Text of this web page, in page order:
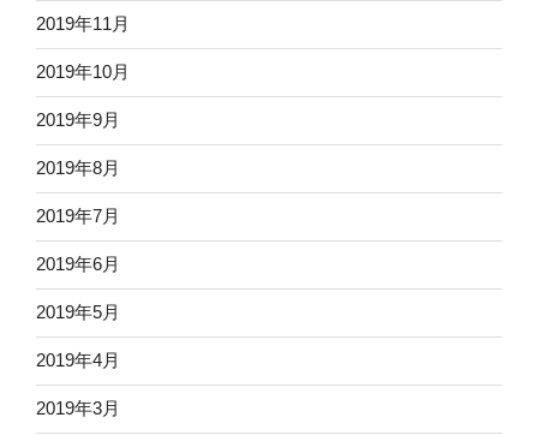
2019年11月
2019年10月
2019年9月
2019年8月
2019年7月
2019年6月
2019年5月
2019年4月
2019年3月